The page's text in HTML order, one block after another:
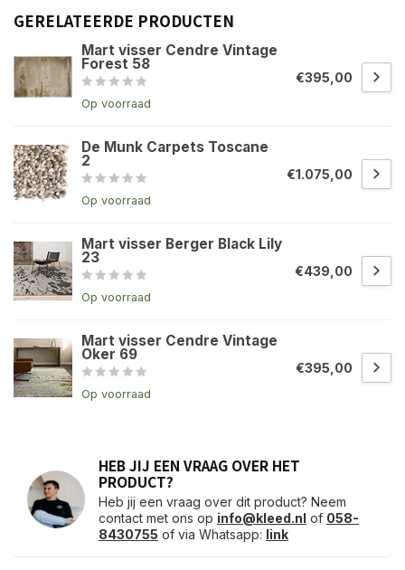
GERELATEERDE PRODUCTEN
Mart visser Cendre Vintage
Forest 58
Op voorraad
€395,00
De Munk Carpets Toscane
2
Op voorraad
€1.075,00
Mart visser Berger Black Lily
23
Op voorraad
€439,00
Mart visser Cendre Vintage
Oker 69
Op voorraad
€395,00
HEB JIJ EEN VRAAG OVER HET
PRODUCT?
Heb jij een vraag over dit product? Neem
contact met ons op info@kleed.nl of 058-
8430755 of via Whatsapp: link